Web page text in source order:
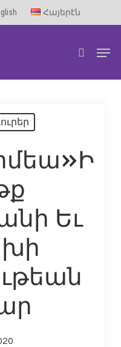
Հայերէն
search
Եւ